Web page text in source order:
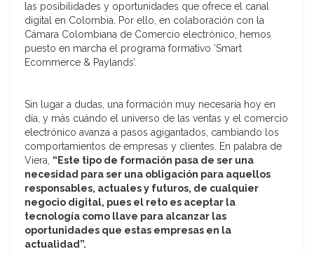
las posibilidades y oportunidades que ofrece el canal
digital en Colombia. Por ello, en colaboración con la
Cámara Colombiana de Comercio electrónico, hemos
puesto en marcha el programa formativo ‘Smart
Ecommerce & Paylands’.
Sin lugar a dudas, una formación muy necesaria hoy en
día, y más cuándo el universo de las ventas y el comercio
electrónico avanza a pasos agigantados, cambiando los
comportamientos de empresas y clientes. En palabra de
Viera, “Este tipo de formación pasa de ser una
necesidad para ser una obligación para aquellos
responsables, actuales y futuros, de cualquier
negocio digital, pues el reto es aceptar la
tecnología como llave para alcanzar las
oportunidades que estas empresas en la
actualidad”.